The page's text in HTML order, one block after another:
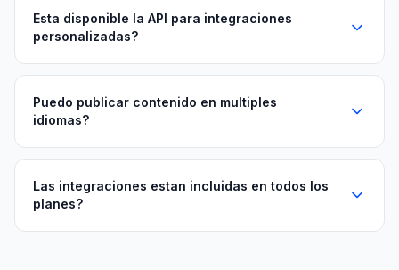
Esta disponible la API para integraciones
personalizadas?
Puedo publicar contenido en multiples
idiomas?
Las integraciones estan incluidas en todos los
planes?